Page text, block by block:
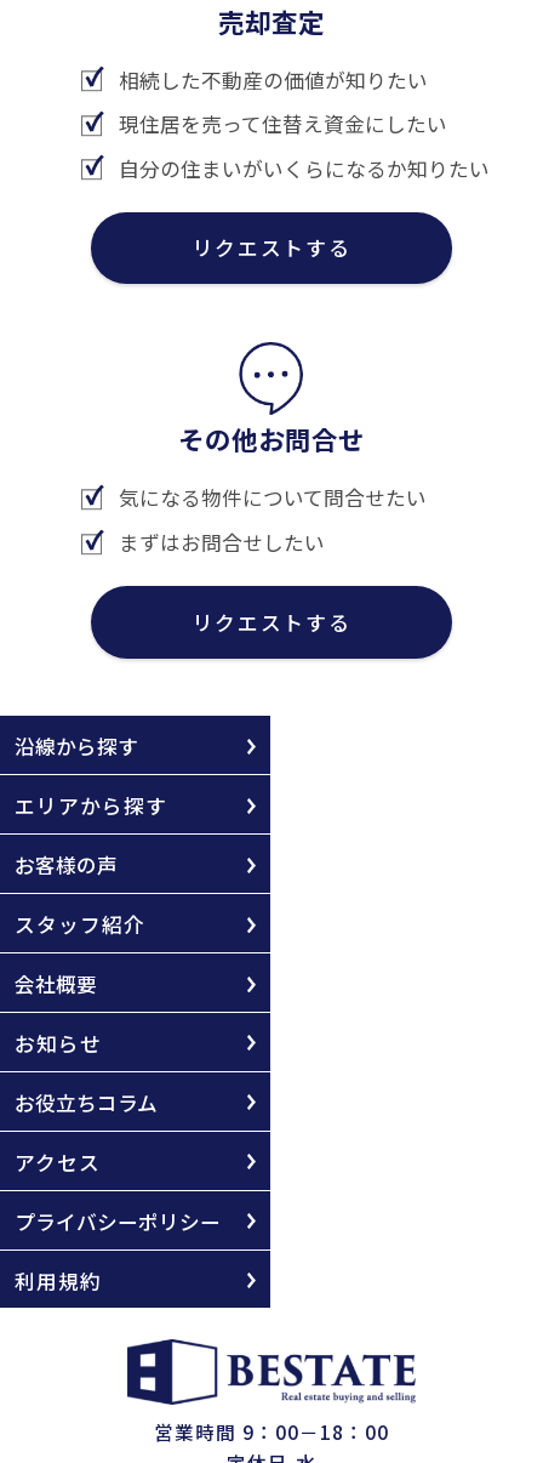
売却査定
相続した不動産の価値が知りたい
現住居を売って住替え資金にしたい
自分の住まいがいくらになるか知りたい
リクエストする
その他お問合せ
気になる物件について問合せたい
まずはお問合せしたい
リクエストする
沿線から探す
エリアから探す
お客様の声
スタッフ紹介
会社概要
お知らせ
お役立ちコラム
アクセス
プライバシーポリシー
利用規約
営業時間 9：00－18：00